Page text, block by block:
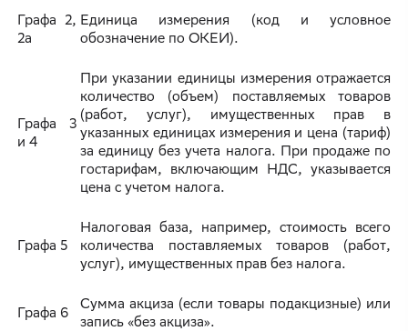
Графа 2,
2а
Единица измерения (код и условное
обозначение по ОКЕИ).
Графа 3
и 4
При указании единицы измерения отражается
количество (объем) поставляемых товаров
(работ, услуг), имущественных прав в
указанных единицах измерения и цена (тариф)
за единицу без учета налога. При продаже по
гостарифам, включающим НДС, указывается
цена с учетом налога.
Графа 5
Налоговая база, например, стоимость всего
количества поставляемых товаров (работ,
услуг), имущественных прав без налога.
Графа 6
Сумма акциза (если товары подакцизные) или
запись «без акциза».